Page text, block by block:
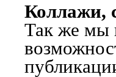
Коллажи,
Так же мы